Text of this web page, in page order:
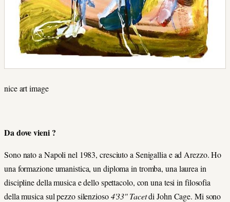
nice art image
Da dove vieni ?
Sono nato a Napoli nel 1983, cresciuto a Senigallia e ad Arezzo. Ho
una formazione umanistica, un diploma in tromba, una laurea in
discipline della musica e dello spettacolo, con una tesi in filosofia
della musica sul pezzo silenzioso4'33'' Tacetdi John Cage. Mi sono